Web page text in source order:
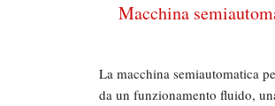
Macchina
La macchina semiautomatica
da un funzionamento fluido,